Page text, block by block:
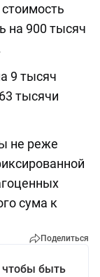
на 900 тысяч
9 тысяч
тысячи
не реже
сума к
Поделиться
чтобы быть